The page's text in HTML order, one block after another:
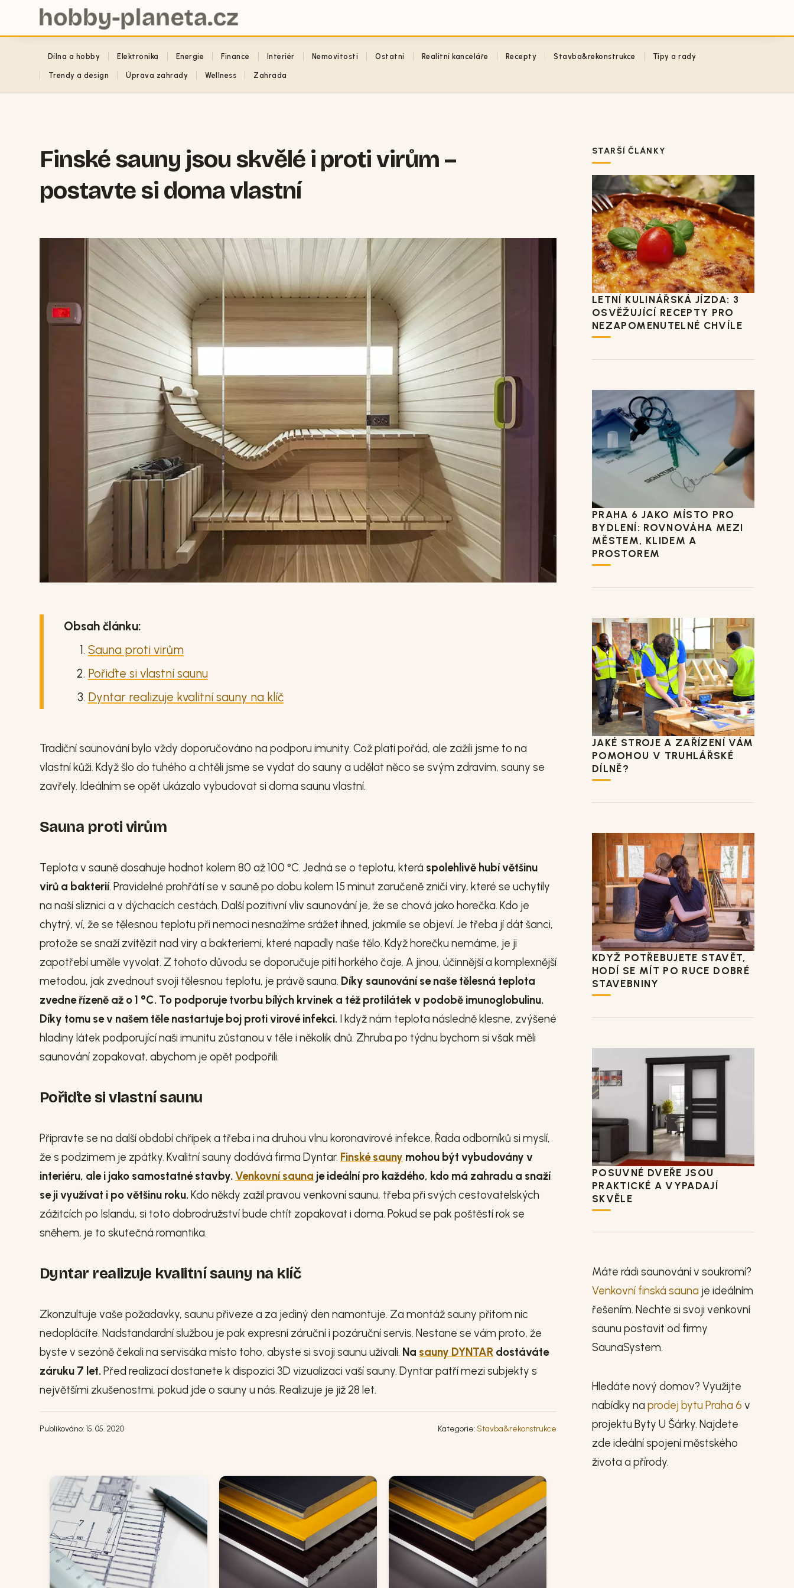
Dílna a hobby Elektronika Energie Finance Interiér Nemovitosti Ostatní Realitní kanceláře Recepty Stavba&rekonstrukce Tipy a rady
Trendy a design Úprava zahrady Wellness Zahrada
Finské sauny jsou skvělé i proti virům –
postavte si doma vlastní
Obsah článku:
Sauna proti virům
Pořiďte si vlastní saunu
Dyntar realizuje kvalitní sauny na klíč
Tradiční saunování bylo vždy doporučováno na podporu imunity. Což platí pořád, ale zažili jsme to na
vlastní kůži. Když šlo do tuhého a chtěli jsme se vydat do sauny a udělat něco se svým zdravím, sauny se
zavřely. Ideálním se opět ukázalo vybudovat si doma saunu vlastní.
Sauna proti virům
Teplota v sauně dosahuje hodnot kolem 80 až 100 °C. Jedná se o teplotu, která spolehlivě hubí většinu
virů a bakterií. Pravidelné prohřátí se v sauně po dobu kolem 15 minut zaručeně zničí viry, které se uchytily
na naší sliznici a v dýchacích cestách. Další pozitivní vliv saunování je, že se chová jako horečka. Kdo je
chytrý, ví, že se tělesnou teplotu při nemoci nesnažíme srážet ihned, jakmile se objeví. Je třeba jí dát šanci,
protože se snaží zvítězit nad viry a bakteriemi, které napadly naše tělo. Když horečku nemáme, je ji
zapotřebí uměle vyvolat. Z tohoto důvodu se doporučuje pití horkého čaje. A jinou, účinnější a komplexnější
metodou, jak zvednout svoji tělesnou teplotu, je právě sauna. Díky saunování se naše tělesná teplota
zvedne řízeně až o 1 °C. To podporuje tvorbu bílých krvinek a též protilátek v podobě imunoglobulinu.
Díky tomu se v našem těle nastartuje boj proti virové infekci. I když nám teplota následně klesne, zvýšené
hladiny látek podporující naši imunitu zůstanou v těle i několik dnů. Zhruba po týdnu bychom si však měli
saunování zopakovat, abychom je opět podpořili.
Pořiďte si vlastní saunu
Připravte se na další období chřipek a třeba i na druhou vlnu koronavirové infekce. Řada odborníků si myslí,
že s podzimem je zpátky. Kvalitní sauny dodává firma Dyntar. Finské sauny mohou být vybudovány v
interiéru, ale i jako samostatné stavby. Venkovní sauna je ideální pro každého, kdo má zahradu a snaží
se ji využívat i po většinu roku.Kdo někdy zažil pravou venkovní saunu, třeba při svých cestovatelských
zážitcích po Islandu, si toto dobrodružství bude chtít zopakovat i doma. Pokud se pak poštěstí rok se
sněhem, je to skutečná romantika.
Dyntar realizuje kvalitní sauny na klíč
Zkonzultuje vaše požadavky, saunu přiveze a za jediný den namontuje. Za montáž sauny přitom nic
nedoplácíte. Nadstandardní službou je pak expresní záruční i pozáruční servis. Nestane se vám proto, že
byste v sezóně čekali na servisáka místo toho, abyste si svoji saunu užívali. Na sauny DYNTAR dostáváte
záruku 7 let.Před realizací dostanete k dispozici 3D vizualizaci vaší sauny. Dyntar patří mezi subjekty s
největšími zkušenostmi, pokud jde o sauny u nás. Realizuje je již 28 let.
Publikováno: 15. 05. 2020 Kategorie: Stavba&rekonstrukce
STARŠÍ ČLÁNKY
LETNÍ KULINÁŘSKÁ JÍZDA: 3
OSVĚŽUJÍCÍ RECEPTY PRO
NEZAPOMENUTELNÉ CHVÍLE
PRAHA 6 JAKO MÍSTO PRO
BYDLENÍ: ROVNOVÁHA MEZI
MĚSTEM, KLIDEM A
PROSTOREM
JAKÉ STROJE A ZAŘÍZENÍ VÁM
POMOHOU V TRUHLÁŘSKÉ
DÍLNĚ?
KDYŽ POTŘEBUJETE STAVĚT,
HODÍ SE MÍT PO RUCE DOBRÉ
STAVEBNINY
POSUVNÉ DVEŘE JSOU
PRAKTICKÉ A VYPADAJÍ
SKVĚLE
Máte rádi saunování v soukromí?
Venkovní finská sauna je ideálním
řešením. Nechte si svoji venkovní
saunu postavit od firmy
SaunaSystem.
Hledáte nový domov? Využijte
nabídky na prodej bytu Praha 6 v
projektu Byty U Šárky. Najdete
zde ideální spojení městského
života a přírody.